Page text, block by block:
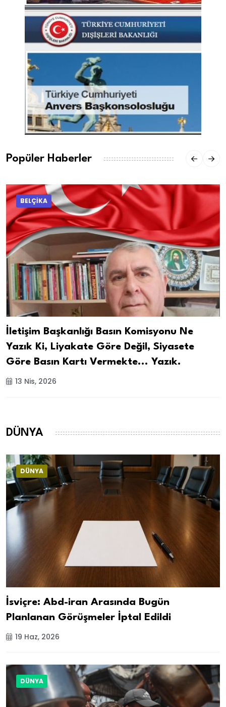
Popüler Haberler
BELÇİKA
İletişim Başkanlığı Basın Komisyonu Ne
Yazık Ki, Liyakate Göre Değil, Siyasete
Göre Basın Kartı Vermekte... Yazık.
13 Nis, 2026
DÜNYA
DÜNYA
İsviçre: Abd-iran Arasında Bugün
Planlanan Görüşmeler İptal Edildi
19 Haz, 2026
DÜNYA